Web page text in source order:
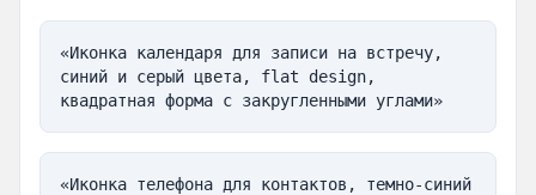
«Иконка календаря для записи на встречу,
синий и серый цвета, flat design,
квадратная форма с закругленными углами»
«Иконка телефона для контактов, темно-синий